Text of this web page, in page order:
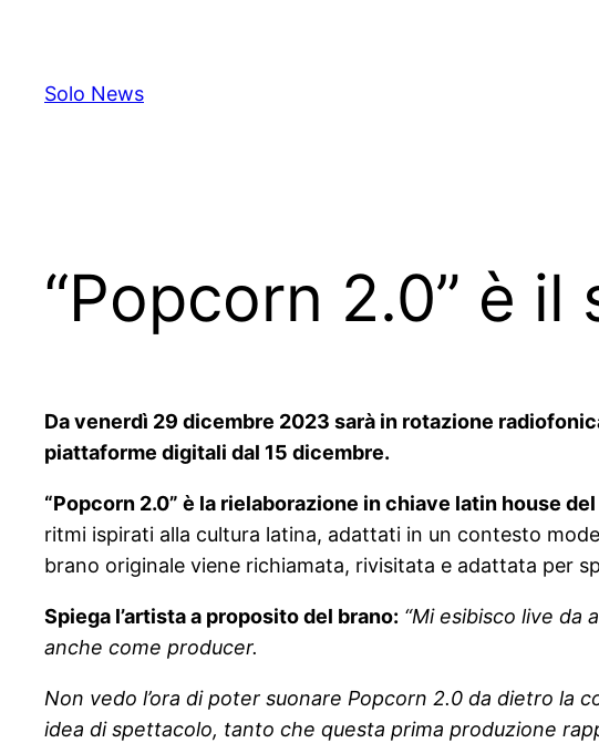
content
Solo News
“Popcorn 2.0” è il
Da venerdì 29 dicembre 2023 sarà in rotazione
piattaforme digitali dal 15 dicembre.
“Popcorn 2.0” è la rielaborazione in chiave latin house
ritmi ispirati alla cultura latina, adattati in un contesto
brano originale viene richiamata, rivisitata e adattata per
Spiega l’artista a proposito del brano: “Mi esibisco live da
anche come producer.
Non vedo l’ora di poter suonare Popcorn 2.0 da dietro la
idea di spettacolo, tanto che questa prima produzione